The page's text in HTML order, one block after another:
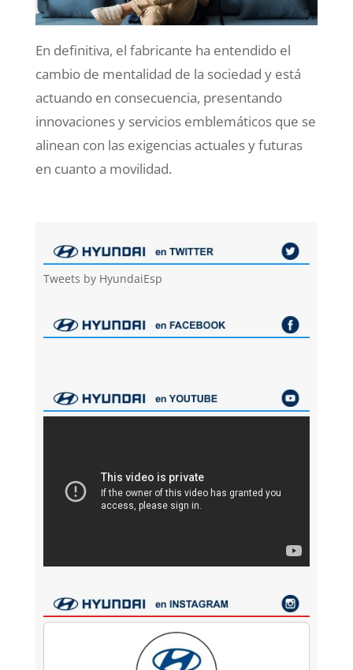
En definitiva, el fabricante ha entendido el
cambio de mentalidad de la sociedad y está
actuando en consecuencia, presentando
innovaciones y servicios emblemáticos que se
alinean con las exigencias actuales y futuras
en cuanto a movilidad.
Tweets by HyundaiEsp